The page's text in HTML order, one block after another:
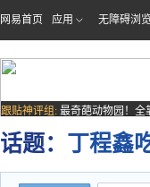
网易首页 应用 无障碍浏
跟贴神评组: 最奇葩动物园！全
场子
话题： 丁程鑫